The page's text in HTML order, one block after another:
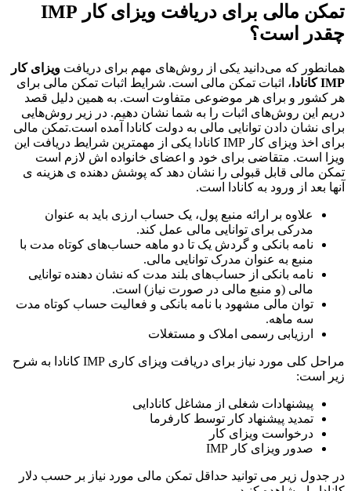
تمکن مالی برای دریافت ویزای کار IMP
چقدر است؟
همانطور که می‌دانید یکی از روش‌های مهم برای دریافت ویزای کار
IMP کانادا
، اثبات تمکن مالی است. شرایط اثبات تمکن مالی برای
هر کشور و برای هر موضوعی متفاوت است. به همین دلیل قصد
دریم این روش‌های اثبات را به شما نشان دهیم. در زیر روش‌هایی
برای نشان دادن توانایی مالی به دولت کانادا آمده است.تمکن مالی
برای اخذ ویزای کار IMP کانادا یکی از مهمترین شرایط دریافت این
ویزا است. متقاضی برای خود و اعضای خانواده اش لازم است
تمکن مالی قابل قبولی را نشان دهد که پوشش دهنده ی هزینه ی
آنها بعد از ورود به کانادا است.
علاوه بر ارائه منبع پول، یک حساب ارزی باید به عنوان
مدرکی برای توانایی مالی عمل کند.
نامه بانکی و گردش یک تا دو ماهه حساب‌های کوتاه مدت با
منبع به عنوان مدرک توانایی مالی.
نامه بانکی از حساب‌های بلند مدت که نشان دهنده توانایی
مالی (و منبع مالی در صورت نیاز) است.
توان مالی مشهود با نامه بانکی و فعالیت حساب کوتاه مدت
سه ماهه.
ارزیابی رسمی املاک و مستغلات
مراحل کلی مورد نیاز برای دریافت ویزای کاری IMP کانادا به شرح
زیر است:
پیشنهادات شغلی از مشاغل کانادایی
تمدید پیشنهاد کار توسط کارفرما
درخواست ویزای کار
صدور ویزای کار IMP
در جدول زیر می توانید حداقل تمکن مالی مورد نیاز بر حسب دلار